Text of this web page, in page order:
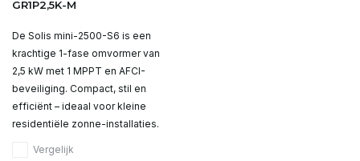
GR1P2,5K-M
De Solis mini-2500-S6 is een
krachtige 1-fase omvormer van
2,5 kW met 1 MPPT en AFCI-
beveiliging. Compact, stil en
efficiënt – ideaal voor kleine
residentiële zonne-installaties.
Vergelijk